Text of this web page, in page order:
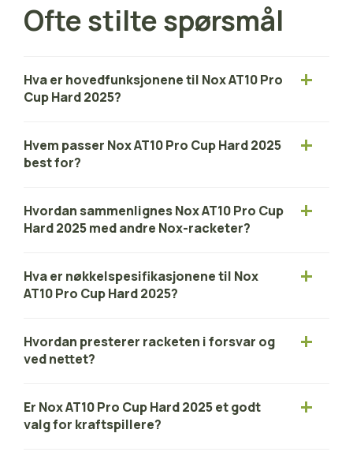
Ofte stilte spørsmål
Hva er hovedfunksjonene til Nox AT10 Pro
Cup Hard 2025?
Hvem passer Nox AT10 Pro Cup Hard 2025
best for?
Hvordan sammenlignes Nox AT10 Pro Cup
Hard 2025 med andre Nox-racketer?
Hva er nøkkelspesifikasjonene til Nox
AT10 Pro Cup Hard 2025?
Hvordan presterer racketen i forsvar og
ved nettet?
Er Nox AT10 Pro Cup Hard 2025 et godt
valg for kraftspillere?